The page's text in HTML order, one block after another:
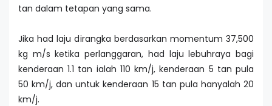
tan dalam tetapan yang sama.
Jika had laju dirangka berdasarkan momentum 37,500
kg m/s ketika perlanggaran, had laju lebuhraya bagi
kenderaan 1.1 tan ialah 110 km/j, kenderaan 5 tan pula
50 km/j, dan untuk kenderaan 15 tan pula hanyalah 20
km/j.